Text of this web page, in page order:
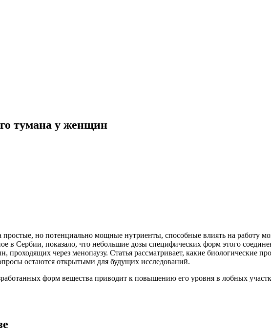
тумана у женщин
но потенциально мощные нутриенты, способные влиять на работу
в Сербии, показало, что небольшие дозы специфических форм этого
через менопаузу. Статья рассматривает, какие биологические
остаются открытыми для будущих исследований.
форм вещества приводит к повышению его уровня в лобных